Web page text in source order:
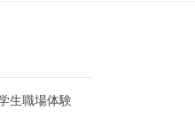
生職場体験